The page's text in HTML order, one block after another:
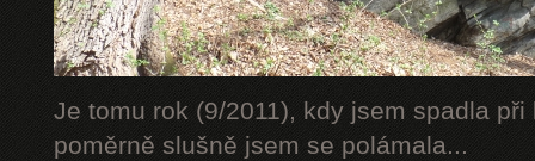
Je tomu rok (9/2011), kdy jsem spadla
poměrně slušně jsem se polámala...